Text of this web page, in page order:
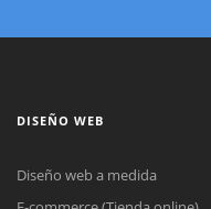
DISEÑO WEB
Diseño web a medida